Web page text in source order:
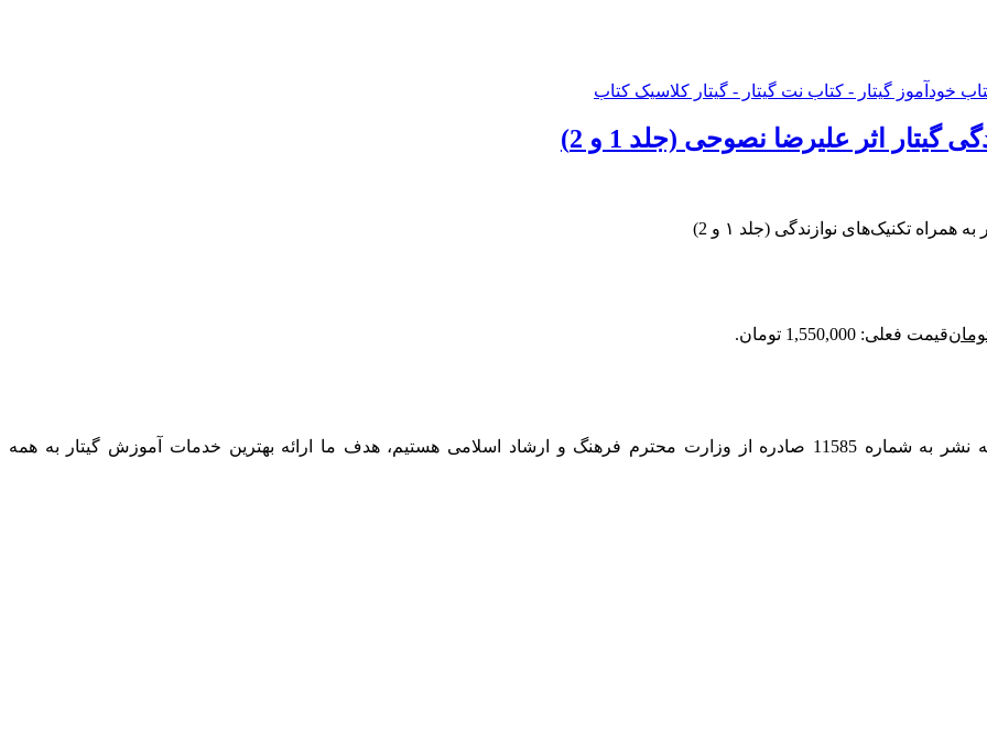
اثر علیرضا نصوحی (جلد 1 و 2)
تکنیک‌های نوازندگی (جلد ۱ و 2)
قیمت فعلی: 1,550,000 تومان.
نخستین و بهترین آکادمی آنلاین آموزش گیتار در ایران دارای پروانه نشر به شماره 11585 صادره از وزارت محترم فرهنگ و ارشاد اسلامی هستیم، هدف ما ارائه بهترین خدمات آموزش گیتار به همه